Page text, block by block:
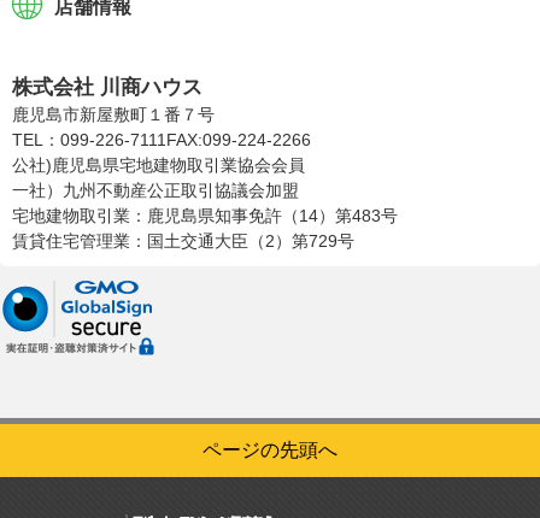
店舗情報
株式会社 川商ハウス
鹿児島市新屋敷町１番７号
TEL：099-226-7111 FAX:099-224-2266
公社)鹿児島県宅地建物取引業協会会員
一社）九州不動産公正取引協議会加盟
宅地建物取引業：鹿児島県知事免許（14）第483号
賃貸住宅管理業：国土交通大臣（2）第729号
ページの先頭へ